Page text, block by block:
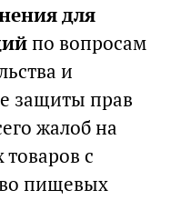
для
по вопросам
и
защиты прав
жалоб на
с
пищевых